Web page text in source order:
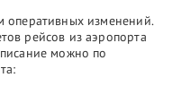
оперативных изменений.
рейсов из аэропорта
можно по